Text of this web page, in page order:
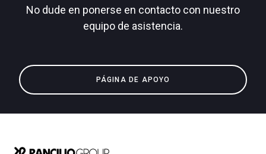
No dude en ponerse en contacto con nuestro
equipo de asistencia.
PÁGINA DE APOYO
Productos
Descargar